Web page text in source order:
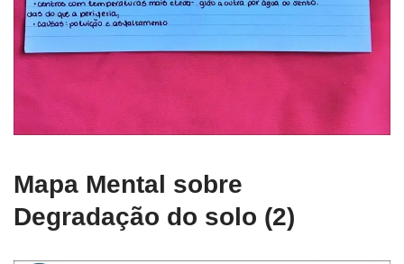
Mapa Mental sobre
Degradação do solo (2)